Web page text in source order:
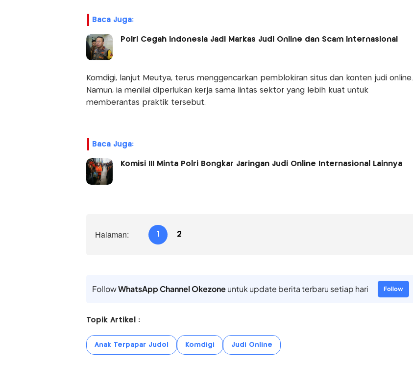
Baca Juga:
Polri Cegah Indonesia Jadi Markas Judi Online dan Scam Internasional
Komdigi, lanjut Meutya, terus menggencarkan pemblokiran situs dan konten judi online.
Namun, ia menilai diperlukan kerja sama lintas sektor yang lebih kuat untuk
memberantas praktik tersebut.
Baca Juga:
Komisi III Minta Polri Bongkar Jaringan Judi Online Internasional Lainnya
Halaman: 1 2
FollowWhatsApp Channel Okezoneuntuk update berita terbaru setiap hari Follow
Topik Artikel :
Anak Terpapar Judol Komdigi Judi Online